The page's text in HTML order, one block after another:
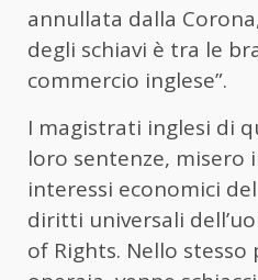
annullata dalla
degli schiavi è tra le
commercio inglese”.
I magistrati inglesi di
loro sentenze, misero
interessi economici
diritti universali
of Rights. Nello stesso